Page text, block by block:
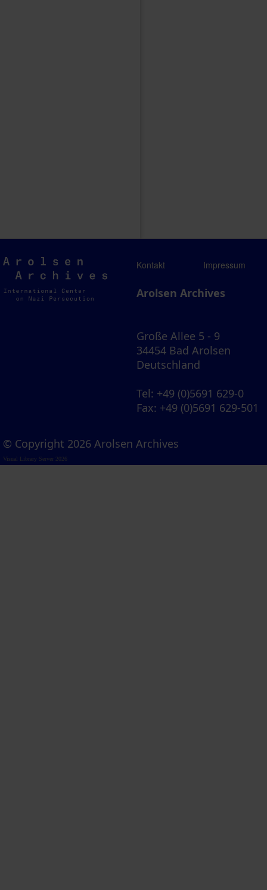
Arolsen
Archives
Kontakt Impressum
Arolsen Archives
Große Allee 5 - 9
34454 Bad Arolsen
Deutschland
Tel: +49 (0)5691 629-0
Fax: +49 (0)5691 629-501
© Copyright 2026 Arolsen Archives
Visual Library Server 2026